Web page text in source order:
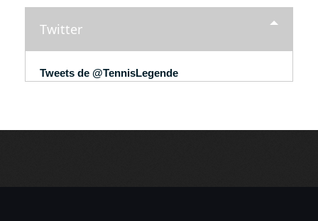
Twitter
Tweets de @TennisLegende